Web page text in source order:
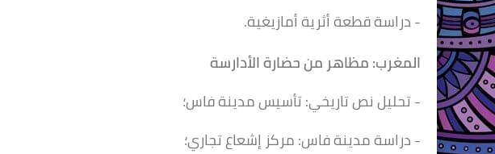
- دراسة قطعة أثرية أمازيغية.
المغرب: مظاهر منحضارة الأدارسة
- تحليل نص تاريخي: تأسيس مدينة فاس؛
- دراسة مدينة فاس: مركز إشعاع تجاري؛